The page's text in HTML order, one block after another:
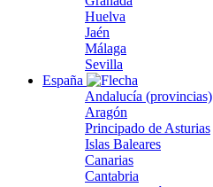
Huelva
Jaén
Málaga
Sevilla
España
Andalucía (provincias)
Aragón
Principado de Asturias
Islas Baleares
Canarias
Cantabria